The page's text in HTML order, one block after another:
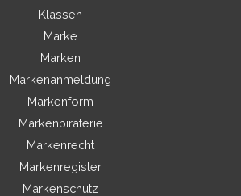
Klassen
Marke
Marken
Markenanmeldung
Markenform
Markenpiraterie
Markenrecht
Markenregister
Markenschutz